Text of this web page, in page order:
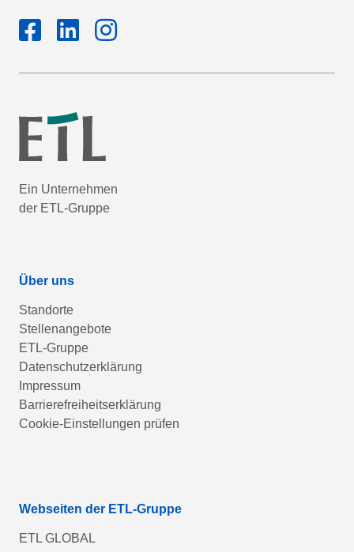
Ein Unternehmen
der ETL-Gruppe
Über uns
Standorte
Stellenangebote
ETL-Gruppe
Datenschutzerklärung
Impressum
Barrierefreiheitserklärung
Cookie-Einstellungen prüfen
Webseiten der ETL-Gruppe
ETL GLOBAL